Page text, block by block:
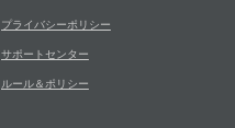
プライバシーポリシー
サポートセンター
ルール＆ポリシー